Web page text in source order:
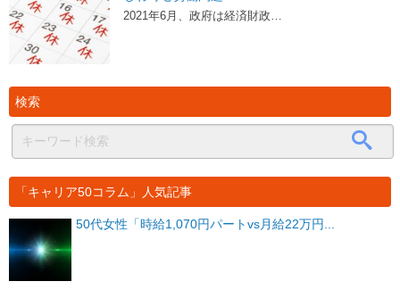
2021年6月、政府は経済財政…
検索
「キャリア50コラム」人気記事
50代女性「時給1,070円パートvs月給22万円...